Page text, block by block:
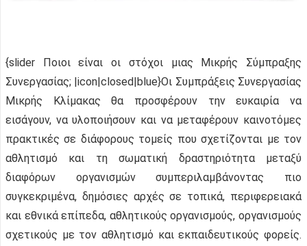
{slider Ποιοι είναι οι στόχοι μιας Μικρής Σύμπραξης
Συνεργασίας; |icon|closed|blue}Οι Συμπράξεις Συνεργασίας
Μικρής Κλίμακας θα προσφέρουν την ευκαιρία να
εισάγουν, να υλοποιήσουν και να μεταφέρουν καινοτόμες
πρακτικές σε διάφορους τομείς που σχετίζονται με τον
αθλητισμό και τη σωματική δραστηριότητα μεταξύ
διαφόρων οργανισμών συμπεριλαμβάνοντας πιο
συγκεκριμένα, δημόσιες αρχές σε τοπικά, περιφερειακά
και εθνικά επίπεδα, αθλητικούς οργανισμούς, οργανισμούς
σχετικούς με τον αθλητισμό και εκπαιδευτικούς φορείς.